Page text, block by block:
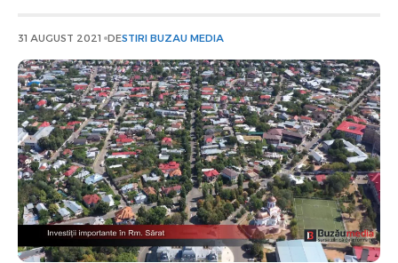
31 AUGUST 2021 DESTIRI BUZAU MEDIA